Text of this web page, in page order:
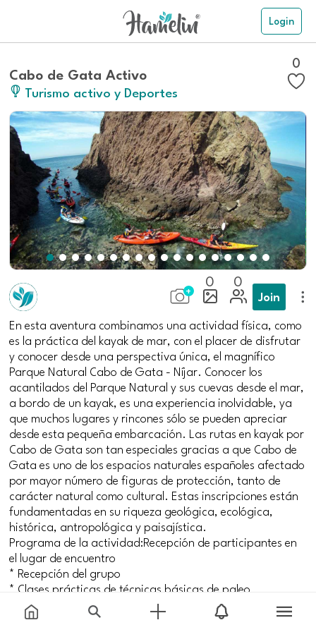
Login
Cabo de Gata Activo
Turismo activo y Deportes
0
0 0
Join
En esta aventura combinamos una actividad física, como
es la práctica del kayak de mar, con el placer de disfrutar
y conocer desde una perspectiva única, el magnífico
Parque Natural Cabo de Gata - Níjar. Conocer los
acantilados del Parque Natural y sus cuevas desde el mar,
a bordo de un kayak, es una experiencia inolvidable, ya
que muchos lugares y rincones sólo se pueden apreciar
desde esta pequeña embarcación. Las rutas en kayak por
Cabo de Gata son tan especiales gracias a que Cabo de
Gata es uno de los espacios naturales españoles afectado
por mayor número de figuras de protección, tanto de
carácter natural como cultural. Estas inscripciones están
fundamentadas en su riqueza geológica, ecológica,
histórica, antropológica y paisajística.
Programa de la actividad:Recepción de participantes en
el lugar de encuentro
* Recepción del grupo
* Clases prácticas de técnicas básicas de paleo
* Recomendaciones y medidas de seguridadInicio del
recorrido con diferentes paradas en: